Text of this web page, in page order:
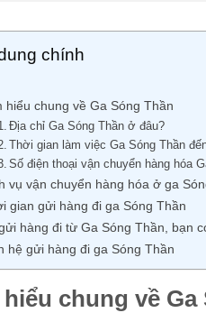
chính
hiểu chung về Ga Sóng Thần
Địa chỉ Ga Sóng Thần ở đâu?
Thời gian làm việc Ga Sóng Thần
Số điện thoại vận chuyển hàng hóa
vụ vận chuyển hàng hóa ở ga
gian gửi hàng đi ga Sóng Thần
hàng đi từ Ga Sóng Thần, bạn
hệ gửi hàng đi ga Sóng Thần
chung về Ga